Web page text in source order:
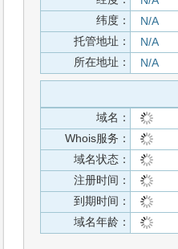
纬度：
N/A
托管地址：
N/A
所在地址：
N/A
域名：
Whois服务：
域名状态：
注册时间：
到期时间：
域名年龄：